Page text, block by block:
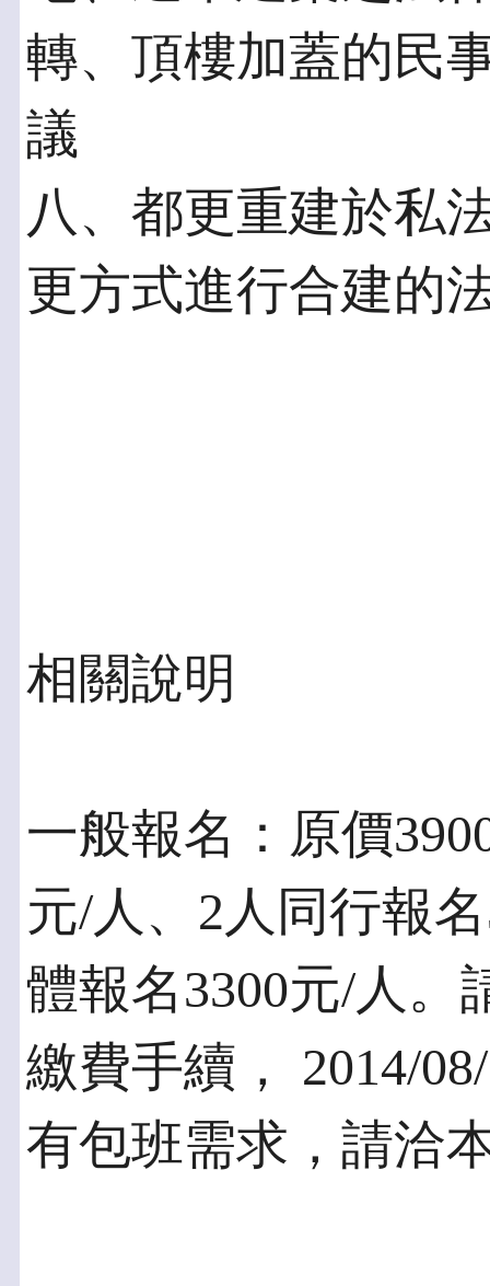
轉、頂樓加蓋的民
議
八、都更重建於私
更方式進行合建的
相關說明
一般報名：原價
元/人、2人同行報
體報名3300元/人。
繳費手續， 2014/
有包班需求，請洽